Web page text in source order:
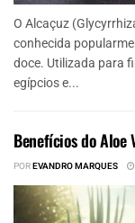
O Alcaçuz
conhecida
doce. Utilizada para
egípcios e...
Benefícios do Aloe
POREVANDRO MARQUES